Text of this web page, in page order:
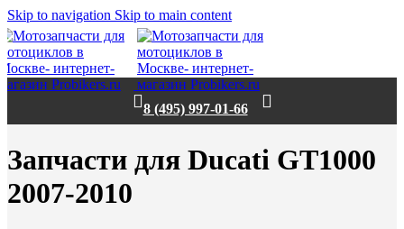
Skip to navigation Skip to main content
8 (495) 997-01-66
Запчасти для Ducati GT1000
2007-2010